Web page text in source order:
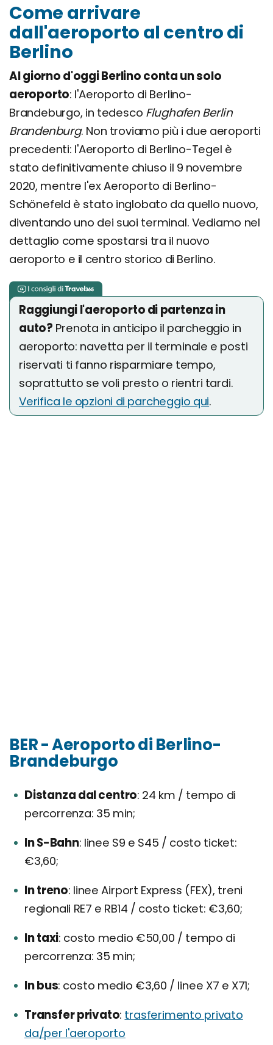
Come arrivare
dall'aeroporto al centro di
Berlino
Al giorno d'oggi Berlino conta un solo
aeroporto: l'Aeroporto di Berlino-
Brandeburgo, in tedesco Flughafen Berlin
Brandenburg. Non troviamo più i due aeroporti
precedenti: l'Aeroporto di Berlino-Tegel è
stato definitivamente chiuso il 9 novembre
2020, mentre l'ex Aeroporto di Berlino-
Schönefeld è stato inglobato da quello nuovo,
diventando uno dei suoi terminal. Vediamo nel
dettaglio come spostarsi tra il nuovo
aeroporto e il centro storico di Berlino.
Raggiungi l'aeroporto di partenza in
auto? Prenota in anticipo il parcheggio in
aeroporto: navetta per il terminale e posti
riservati ti fanno risparmiare tempo,
soprattutto se voli presto o rientri tardi.
Verifica le opzioni di parcheggio qui.
BER - Aeroporto di Berlino-
Brandeburgo
Distanza dal centro 24 km / tempo di
percorrenza: 35 min;
In S-Bahn linee S9 e S45 / costo ticket:
€3,60;
In treno linee Airport Express (FEX), treni
regionali RE7 e RB14 / costo ticket: €3,60;
In taxi costo medio €50,00 / tempo di
percorrenza: 35 min;
In bus costo medio €3,60 / linee X7 e X71;
Transfer privato trasferimento privato
da/per l'aeroporto